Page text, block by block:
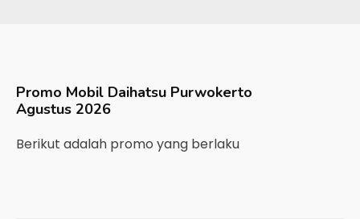
Promo Mobil Daihatsu Purwokerto
Agustus 2026
Berikut adalah promo yang berlaku